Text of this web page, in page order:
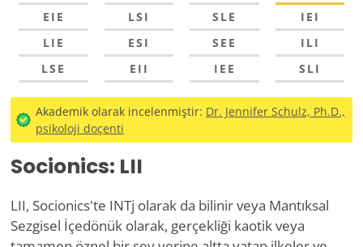
EIE
LSI SLE
IEI
LIE
ESI SEE
ILI
LSE
EII IEE SLI
Akademik olarak incelenmiştir: Dr. Jennifer Schulz, Ph.D.,
psikoloji doçenti
Socionics: LII
LII, Socionics'te INTj olarak da bilinir veya Mantıksal
Sezgisel İçedönük olarak, gerçekliği kaotik veya